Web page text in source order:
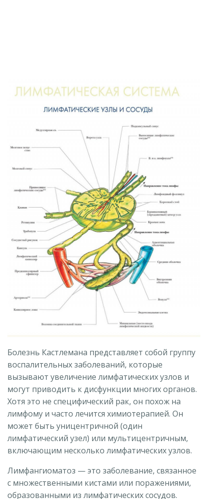
Болезнь Кастлемана представляет собой группу
воспалительных заболеваний, которые
вызывают увеличение лимфатических узлов и
могут приводить к дисфункции многих органов.
Хотя это не специфический рак, он похож на
лимфому и часто лечится химиотерапией. Он
может быть уницентричной (один
лимфатический узел) или мультицентричным,
включающим несколько лимфатических узлов.
Лимфангиоматоз — это заболевание, связанное
с множественными кистами или поражениями,
образованными из лимфатических сосудов.